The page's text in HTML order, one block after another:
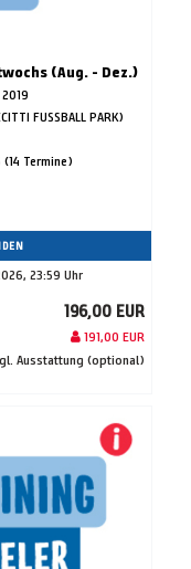
(Aug. - Dez.)
FUSSBALL PARK)
Termine)
23:59 Uhr
196,00 EUR
191,00 EUR
Ausstattung (optional)